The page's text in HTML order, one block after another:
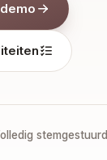
stemgestuurd